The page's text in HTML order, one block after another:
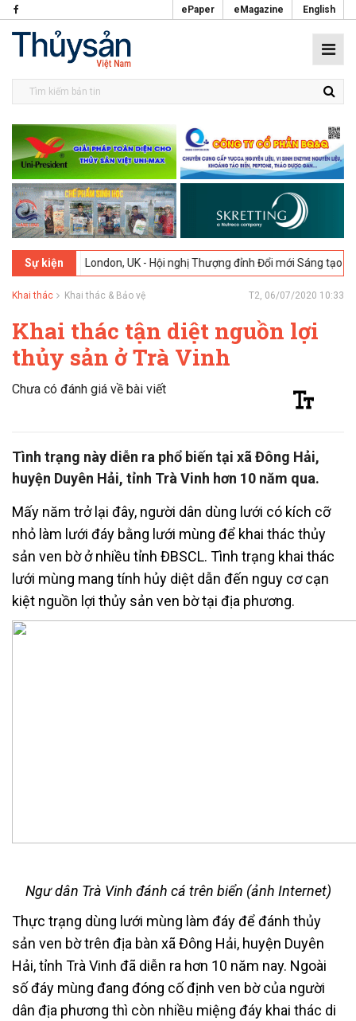
ePaper eMagazine English
Sự kiện
2026 London, UK - Hội nghị Thượng đỉnh Đổi mới Sáng tạo trong
Khai thác Khai thác & Bảo vệ T2, 06/07/2020 10:33
Khai thác tận diệt nguồn lợi
thủy sản ở Trà Vinh
Chưa có đánh giá về bài viết
Tình trạng này diễn ra phổ biến tại xã Đông Hải,
huyện Duyên Hải, tỉnh Trà Vinh hơn 10 năm qua.
Mấy năm trở lại đây, người dân dùng lưới có kích cỡ
nhỏ làm lưới đáy bằng lưới mùng để khai thác thủy
sản ven bờ ở nhiều tỉnh ĐBSCL. Tình trạng khai thác
lưới mùng mang tính hủy diệt dẫn đến nguy cơ cạn
kiệt nguồn lợi thủy sản ven bờ tại địa phương.
Ngư dân Trà Vinh đánh cá trên biển (ảnh Internet)
Thực trạng dùng lưới mùng làm đáy để đánh thủy
sản ven bờ trên địa bàn xã Đông Hải, huyện Duyên
Hải, tỉnh Trà Vinh đã diễn ra hơn 10 năm nay. Ngoài
số đáy mùng đang đóng cố định ven bờ của người
dân địa phương thì còn nhiều miệng đáy khai thác di